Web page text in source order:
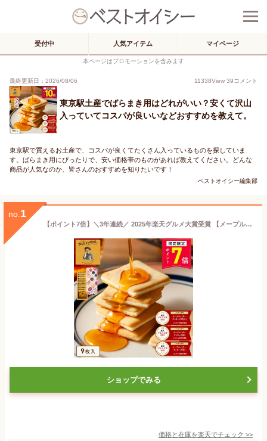
受付中 人気アイテム マイページ
本ページはプロモーションを含みます
最終更新日：2026/08/06 11338View 39コメント
東京駅土産でばらまき用はどれがいい？安くて沢山
入っていてコスパが良いいなどおすすめを教えて。
東京駅で買えるお土産で、コスパが良くてたくさん入っているものを探していま
す。ばらまき用にぴったりで、安い価格帯のものがあれば教えてください。どんな
商品が人気なのか、皆さんのおすすめを知りたいです！
ベストオイシー編集部
no. 1
【ポイント7倍】＼3年連続／ 2025年楽天グルメ大賞受賞 【メープルバタークッキー9枚入】ザ・メープルマニア お菓子 ギフト 詰め合わせ 個包装 クッキー ラングドシャ 焼き菓子 洋菓子 プレゼント 内祝 お返し お祝 退職 お中元 御中元 夏ギフト 暑中見舞い
ショップでみる
価格と在庫を楽天でチェック >>